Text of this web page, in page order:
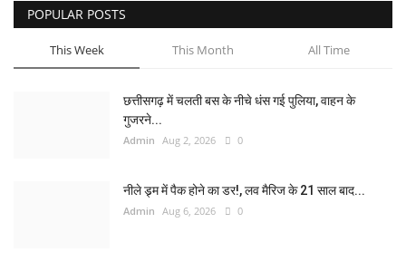
POPULAR POSTS
This Week This Month All Time
छत्तीसगढ़ में चलती बस के नीचे धंस गई पुलिया, वाहन के
गुजरने...
Admin Aug 2, 2026 0
नीले ड्र्म में पैक होने का डर!, लव मैरिज के 21 साल बाद...
Admin Aug 6, 2026 0